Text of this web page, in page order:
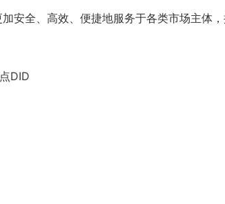
安全、高效、便捷地服务于各类市场主体
DID